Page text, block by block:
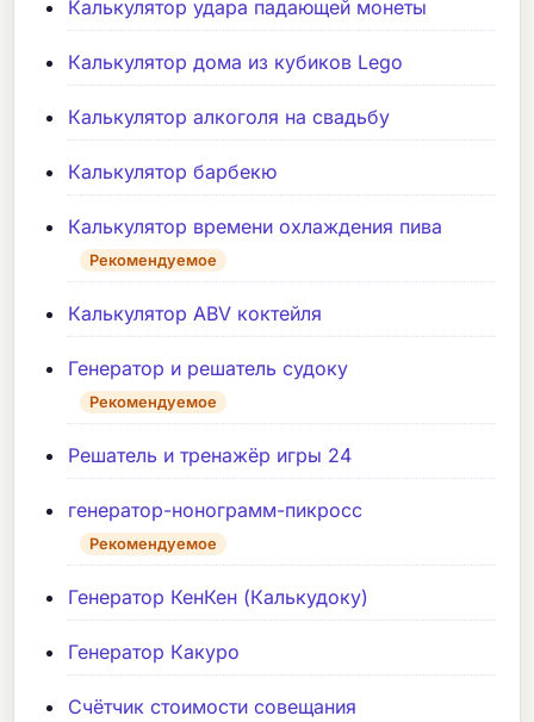
Калькулятор удара падающей монеты
Калькулятор дома из кубиков Lego
Калькулятор алкоголя на свадьбу
Калькулятор барбекю
Калькулятор времени охлаждения пива
Рекомендуемое
Калькулятор ABV коктейля
Генератор и решатель судоку
Рекомендуемое
Решатель и тренажёр игры 24
генератор-нонограмм-пикросс
Рекомендуемое
Генератор КенКен (Калькудоку)
Генератор Какуро
Счётчик стоимости совещания